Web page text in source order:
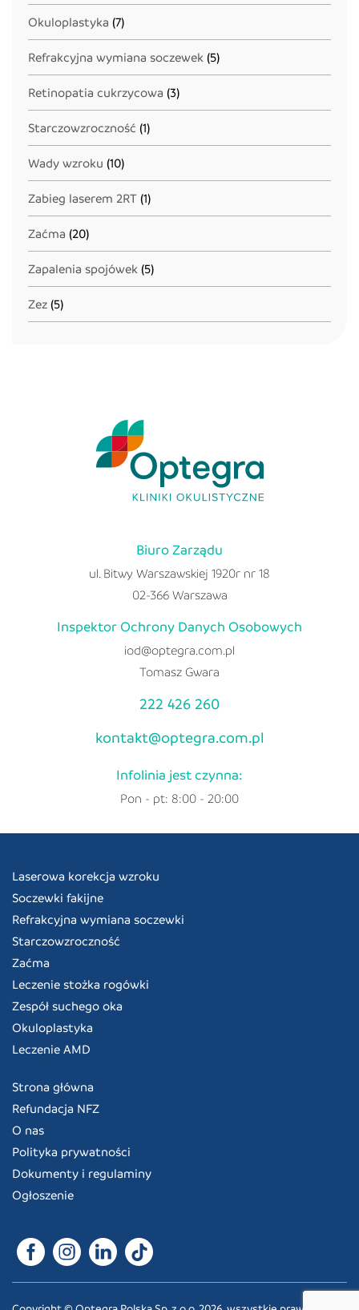
Okuloplastyka (7)
Refrakcyjna wymiana soczewek (5)
Retinopatia cukrzycowa (3)
Starczowzroczność (1)
Wady wzroku (10)
Zabieg laserem 2RT (1)
Zaćma (20)
Zapalenia spojówek (5)
Zez (5)
Biuro Zarządu
ul. Bitwy Warszawskiej 1920r nr 18
02-366 Warszawa
Inspektor Ochrony Danych Osobowych
iod@optegra.com.pl
Tomasz Gwara
222 426 260
kontakt@optegra.com.pl
Infolinia jest czynna:
Pon - pt: 8:00 - 20:00
Laserowa korekcja wzroku
Soczewki fakijne
Refrakcyjna wymiana soczewki
Starczowzroczność
Zaćma
Leczenie stożka rogówki
Zespół suchego oka
Okuloplastyka
Leczenie AMD
Strona główna
Refundacja NFZ
O nas
Polityka prywatności
Dokumenty i regulaminy
Ogłoszenie